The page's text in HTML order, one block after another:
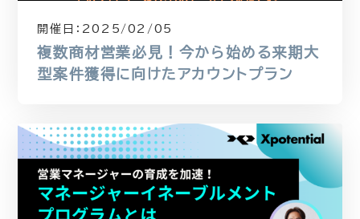
開催日： 2025/02/05
複数商材営業必見！今から始める来期大
型案件獲得に向けたアカウントプラン